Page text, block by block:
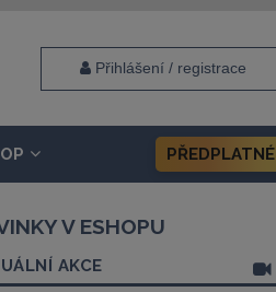
Přihlášení / registrace
PŘEDPLATNÉ
V ESHOPU
AKCE